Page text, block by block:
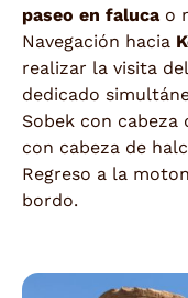
paseo en faluca o
Navegación hacia
realizar la visita
dedicado
Sobek con
con cabeza de
Regreso a la
bordo.